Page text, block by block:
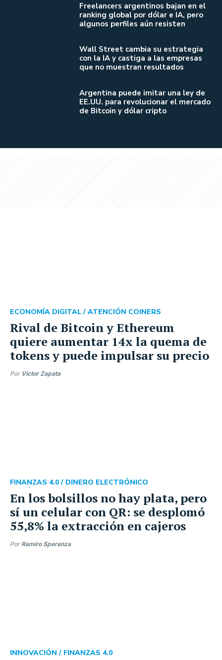
Freelancers argentinos bajan en el
ranking global por dólar e IA, pero
algunos perfiles aún resisten
Wall Street cambia su estrategia
con la IA y castiga a las empresas
que no muestran resultados
Argentina puede imitar una ley de
EE.UU. para revolucionar el mercado
de Bitcoin y dólar cripto
Rival de Bitcoin y Ethereum
quiere aumentar 14x la quema de
tokens y puede impulsar su precio
ECONOMÍA DIGITAL / ATENCIÓN COINERS
Por Víctor Zapata
En los bolsillos no hay plata, pero
sí un celular con QR: se desplomó
55,8% la extracción en cajeros
FINANZAS 4.0 / DINERO ELECTRÓNICO
Por Ramiro Speranza
INNOVACIÓN / FINANZAS 4.0